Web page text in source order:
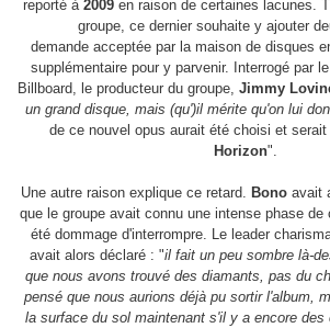
reporté à 2009 en raison de certaines lacunes.
groupe, ce dernier souhaite y ajouter
demande acceptée par la maison de disques
supplémentaire pour y parvenir. Interrogé par
Billboard, le producteur du groupe, Jimmy
un grand disque, mais (qu')il mérite qu'on lui
de ce nouvel opus aurait été choisi et serait
Horizon".
Une autre raison explique ce retard. Bonoavait
que le groupe avait connu une intense phase de
été dommage d'interrompre. Le leader
avait alors déclaré : "il fait un peu sombre là-
que nous avons trouvé des diamants, pas du
pensé que nous aurions déjà pu sortir l'album,
la surface du sol maintenant s'il y a encore